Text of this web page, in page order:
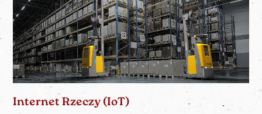
Internet Rzeczy (IoT)